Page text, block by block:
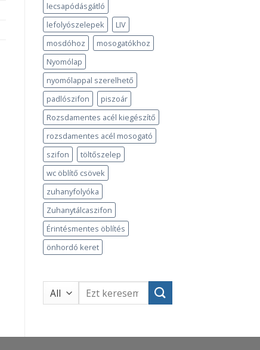
lecsapódásgátló
lefolyószelepek
LIV
mosdóhoz
mosogatókhoz
Nyomólap
nyomólappal szerelhető
padlószifon
piszoár
Rozsdamentes acél kiegészítő
rozsdamentes acél mosogató
szifon
töltőszelep
wc öblítő csövek
zuhanyfolyóka
Zuhanytálcaszifon
Érintésmentes öblítés
önhordó keret
Keresés
a